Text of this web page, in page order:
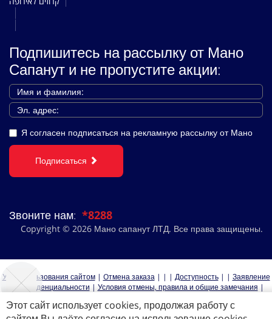
Подпишитесь на рассылку от Мано
Сапанут и не пропустите акции:
Я согласен подписаться на рекламную рассылку от Мано
Подписаться
Звоните нам: *8288
Copyright © 2026 Мано сапанут ЛТД. Все права защищены.
Устав пользования сайтом | Oтмена заказа | | | Доступность | | Заявление
о конфиденциальности | Условия отмены, правила и общие замечания |
Этот сайт использует cookies, продолжая работу с